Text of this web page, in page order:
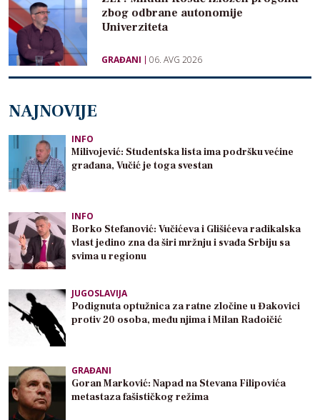
zbog odbrane autonomije
Univerziteta
GRAĐANI 06. AVG 2026
NAJNOVIJE
INFO
Milivojević: Studentska lista ima podršku većine
građana, Vučić je toga svestan
INFO
Borko Stefanović: Vučićeva i Glišićeva radikalska
vlast jedino zna da širi mržnju i svađa Srbiju sa
svima u regionu
JUGOSLAVIJA
Podignuta optužnica za ratne zločine u Đakovici
protiv 20 osoba, među njima i Milan Radoičić
GRAĐANI
Goran Marković: Napad na Stevana Filipovića
metastaza fašističkog režima